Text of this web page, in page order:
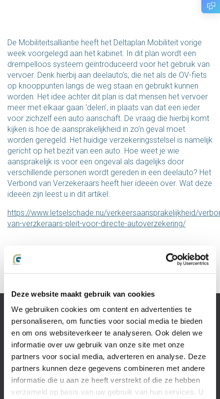
Deze website maakt gebruik van cookies
We gebruiken cookies om content en advertenties te
personaliseren, om functies voor social media te bieden
en om ons websiteverkeer te analyseren. Ook delen we
informatie over uw gebruik van onze site met onze
partners voor social media, adverteren en analyse. Deze
partners kunnen deze gegevens combineren met andere
informatie die u aan ze heeft verstrekt of die ze hebben
verzameld op basis van uw gebruik van hun services. U
De Mobiliteitsalliantie heeft het Deltaplan Mobiliteit vorige
week voorgelegd aan het kabinet. In dit plan wordt een
drempelloos systeem geïntroduceerd voor het gebruik van
vervoer. Denk hierbij aan deelauto’s, die net als de OV-fiets
op knooppunten langs de weg staan en gebruikt kunnen
worden. Het idee achter dit plan is dat mensen het vervoer
meer met elkaar gaan ‘delen’, in plaats van dat een ieder
voor zichzelf een auto aanschaft. De vraag die hierbij komt
kijken is hoe de aansprakelijkheid in zo’n geval moet
worden geregeld. Het huidige verzekeringsstelsel is namelijk
gericht op het bezit van een auto. Hoe weet je wie
aansprakelijk is voor een ongeval als dagelijks door
verschillende personen wordt gereden in een deelauto? Het
Verbond van Verzekeraars heeft hier ideeën over. Wat deze
ideeën zijn leest u in dit artikel:
https://www.letselschade.nu/verkeersaansprakelijkheid/
van-verzkeraars-pleit-voor-directe-autoverzekering/
« Vorige Volgende »
Slachtoffer van
letselschade
Recht op
schadevergoeding?
Wat is
letselschade?
Het
letselschadeproces